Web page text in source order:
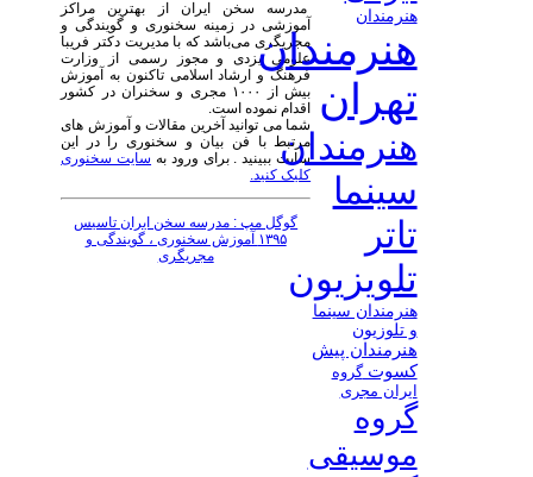
مدرسه سخن ایران از بهترین مراکز
آموزشی در زمینه سخنوری و گویندگی و
مجریگری می‌باشد که با مدیریت دکتر فریبا
علومی یزدی و مجوز رسمی از وزارت
فرهنگ و ارشاد اسلامی تاکنون به آموزش
بیش از ۱۰۰۰ مجری و سخنران در کشور
اقدام نموده است.
شما می توانید آخرین مقالات و آموزش های
مرتبط با فن بیان و سخنوری را در این
سایت ببینید . برای ورود به سایت سخنوری
کلیک کنید.
گوگل مپ : مدرسه سخن ایران تاسیس
۱۳۹۵ آموزش سخنوری ، گویندگی و
مجریگری
هنرمندان
هنرمندان
تهران
هنرمندان
سینما
تاتر
تلویزیون
هنرمندان سینما
و تلوزیون
هنرمندان پیش
کسوتگروه
ایران مجری
گروه
موسیقی